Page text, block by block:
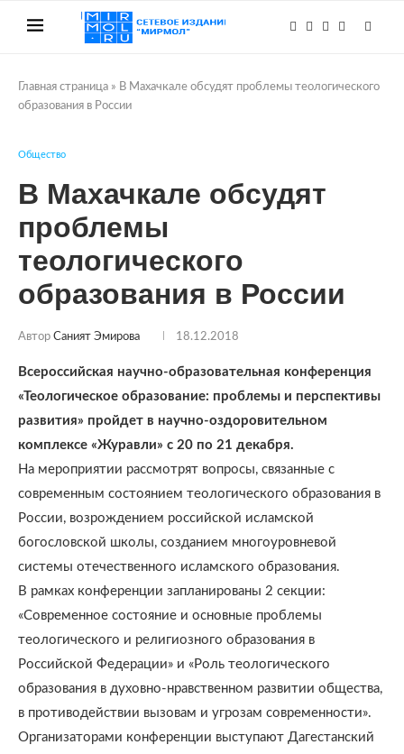
Главная страница » В Махачкале обсудят проблемы теологического
образования в России
Общество
В Махачкале обсудят
проблемы
теологического
образования в России
Автор Саният Эмирова 18.12.2018
Всероссийская научно-образовательная конференция
«Теологическое образование: проблемы и перспективы
развития» пройдет в научно-оздоровительном
комплексе «Журавли» с 20 по 21 декабря.
На мероприятии рассмотрят вопросы, связанные с
современным состоянием теологического образования в
России, возрождением российской исламской
богословской школы, созданием многоуровневой
системы отечественного исламского образования.
В рамках конференции запланированы 2 секции:
«Современное состояние и основные проблемы
теологического и религиозного образования в
Российской Федерации» и «Роль теологического
образования в духовно-нравственном развитии общества,
в противодействии вызовам и угрозам современности».
Организаторами конференции выступают Дагестанский